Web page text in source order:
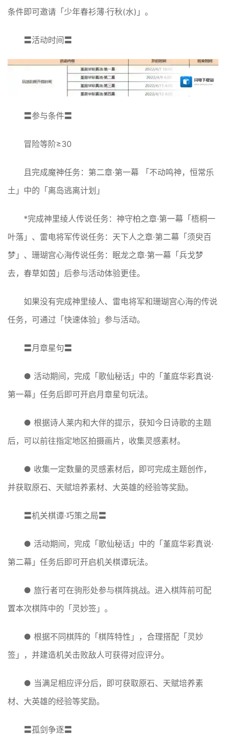
条件即可邀请「少年春衫薄·行秋(水)」。
〓活动时间〓
〓参与条件〓
冒险等阶≥30
且完成魔神任务：第二章·第一幕 「不动鸣神，恒常乐
土」中的「离岛逃离计划」
*完成神里绫人传说任务：神守柏之章·第一幕「梧桐一
叶落」、雷电将军传说任务：天下人之章·第二幕「须臾百
梦」、珊瑚宫心海传说任务：眠龙之章·第一幕「兵戈梦
去，春草如茵」后参与活动体验更佳。
如果没有完成神里绫人、雷电将军和珊瑚宫心海的传说
任务，可通过「快速体验」参与活动。
〓月章星句〓
● 活动期间，完成「歌仙秘话」中的「堇庭华彩真说·
第一幕」任务后即可开启月章星句玩法。
● 根据诗人莱内和大伴的提示，获知今日诗歌的主题
后，可以前往指定地区拍摄画片，收集灵感素材。
● 收集一定数量的灵感素材后，即可完成主题创作，
并获取原石、天赋培养素材、大英雄的经验等奖励。
〓机关棋谭·巧策之局〓
● 活动期间，完成「歌仙秘话」中的「堇庭华彩真说·
第二幕」任务后即可开启机关棋谭玩法。
● 旅行者可在驹形处参与棋阵挑战。进入棋阵前可配
置本次棋阵中的「灵妙签」。
● 根据不同棋阵的「棋阵特性」，合理搭配「灵妙
签」，并建造机关击败敌人可获得对应评分。
● 当满足相应评分后，即可获取原石、天赋培养素
材、大英雄的经验等奖励。
〓孤剑争逐〓